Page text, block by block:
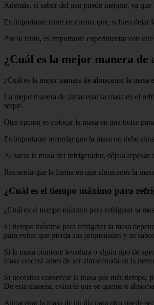
Además, el sabor del pan puede mejorar, ya
Es importante tener en cuenta que, si bien dejar
Por lo tanto, es importante experimentar con
¿Cuál es la mejor manera
¿Cuál es la mejor manera de almacenar la masa
La mejor manera de almacenar la masa en el
seque.
Otra opción es colocar la masa en una bolsa
Es importante recordar que la masa no debe
Al sacar la masa del refrigerador, déjala reposar
Recuerda que la forma en que almacenes la
¿Cuál es el tiempo máximo para
¿Cuál es el tiempo máximo para refrigerar la
El tiempo máximo para refrigerar la masa
para evitar que pierda sus propiedades y su
Si la masa contiene levadura o algún tipo de
masa crecerá antes de ser almacenada en la
Si necesitas conservar la masa por más
De esta manera, evitarás que se queme o
Almacenar la masa de un día para otro puede